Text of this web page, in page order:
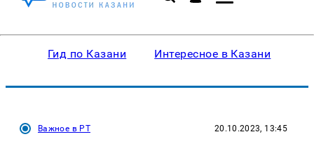
Гид по Казани Интересное в Казани
Важное в РТ 20.10.2023, 13:45